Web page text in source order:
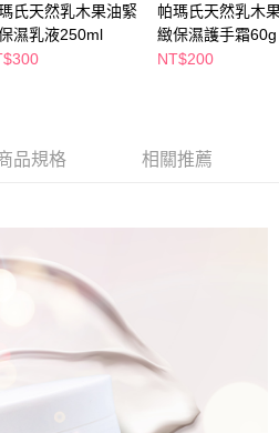
覽以下網址：
有額度不足之情形，本公司將視審查結果
)免運費
一出貨)
氏天然乳木果油緊
濕乳液250ml
帕瑪氏天然乳木
緻保濕護手霜60g
NT$200
品規格 相關推薦